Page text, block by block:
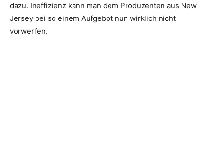
dazu. Ineffizienz kann man dem Produzenten aus New
Jersey bei so einem Aufgebot nun wirklich nicht
vorwerfen.